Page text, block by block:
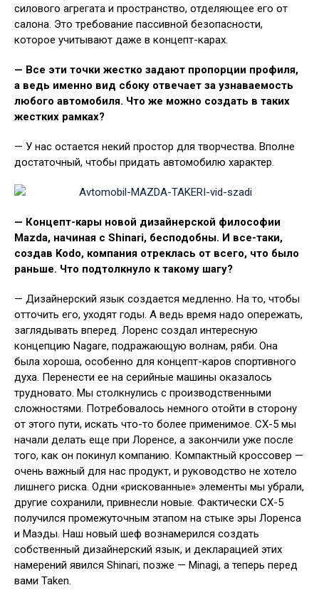
силового агрегата и пространство, отделяющее его от
салона. Это требование пассивной безопасности,
которое учитывают даже в концепт-карах.
— Все эти точки жестко задают пропорции профиля,
а ведь именно вид сбоку отвечает за узнаваемость
любого автомобиля. Что же можно создать в таких
жестких рамках?
— У нас остается некий простор для творчества. Вполне
достаточный, чтобы придать автомобилю характер.
— Концепт-кары новой дизайнерской философии
Mazda, начиная с Shinari, бесподобны. И все-таки,
создав Kodo, компания отреклась от всего, что было
раньше. Что подтолкнуло к такому шагу?
— Дизайнерский язык создается медленно. На то, чтобы
отточить его, уходят годы. А ведь время надо опережать,
заглядывать вперед. Лоренс создал интересную
концепцию Nagare, подражающую волнам, ряби. Она
была хороша, особенно для концепт-каров спортивного
духа. Перенести ее на серийные машины оказалось
трудновато. Мы столкнулись с производственными
сложностями. Потребовалось немного отойти в сторону
от этого пути, искать что-то более применимое. СХ-5 мы
начали делать еще при Лоренсе, а закончили уже после
того, как он покинул компанию. Компактный кроссовер —
очень важный для нас продукт, и руководство не хотело
лишнего риска. Одни «рискованные» элементы мы убрали,
другие сохранили, привнесли новые. Фактически СХ-5
получился промежуточным этапом на стыке эры Лоренса
и Маэды. Наш новый шеф вознамерился создать
собственный дизайнерский язык, и декларацией этих
намерений явился Shinari, позже — Minagi, а теперь перед
вами Taken.